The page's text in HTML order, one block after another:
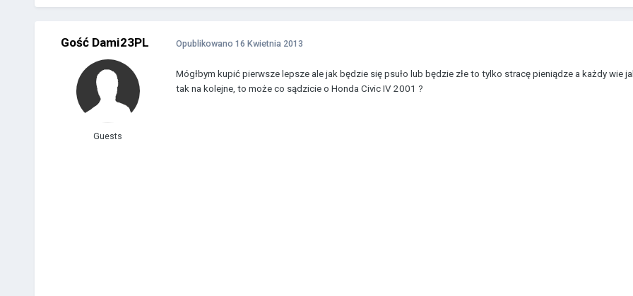
Gość Dami23PL
Guests
Opublikowano 16 Kwietnia 2013
Mógłbym kupić pierwsze lepsze ale jak będzie się psuło lub będzie złe to tylko stracę pieniądze a każdy wie
tak na kolejne, to może co sądzicie o Honda Civic IV 2001 ?